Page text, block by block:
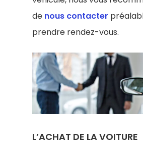
de nous contacter
prendre rendez-vous.
L’ACHAT DE LA VOITURE